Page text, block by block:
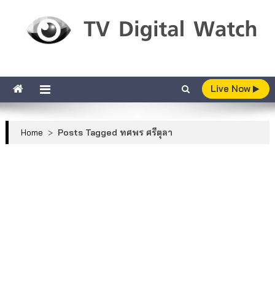
Live Now
Home > Posts Tagged ทศพร ศรีตุลา